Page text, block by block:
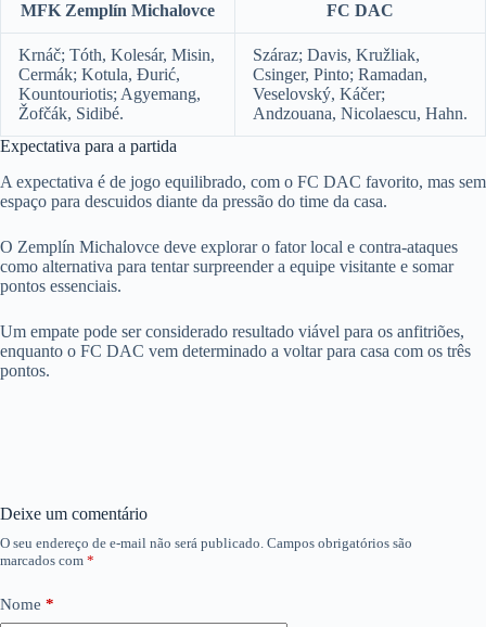
MFK Zemplín Michalovce FC DAC
Krnáč; Tóth, Kolesár, Misin,
Cermák; Kotula, Đurić,
Kountouriotis; Agyemang,
Žofčák, Sidibé.
Száraz; Davis, Kružliak,
Csinger, Pinto; Ramadan,
Veselovský, Káčer;
Andzouana, Nicolaescu, Hahn.
Expectativa para a partida
A expectativa é de jogo equilibrado, com o FC DAC favorito, mas sem
espaço para descuidos diante da pressão do time da casa.
O Zemplín Michalovce deve explorar o fator local e contra-ataques
como alternativa para tentar surpreender a equipe visitante e somar
pontos essenciais.
Um empate pode ser considerado resultado viável para os anfitriões,
enquanto o FC DAC vem determinado a voltar para casa com os três
pontos.
Deixe um comentário
O seu endereço de e-mail não será publicado. Campos obrigatórios são
marcados com *
Nome *